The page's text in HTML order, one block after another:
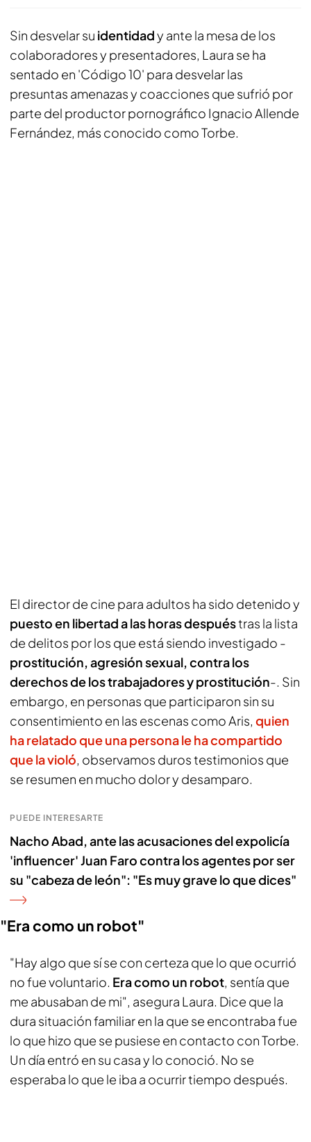
Sin desvelar su identidady ante la mesa de los
colaboradores y presentadores, Laura se ha
sentado en 'Código 10' para desvelar las
presuntas amenazas y coacciones que sufrió por
parte del productor pornográfico Ignacio Allende
Fernández, más conocido como Torbe.
El director de cine para adultos ha sido detenido y
puesto en libertad a las horas despuéstras la lista
de delitos por los que está siendo investigado -
prostitución, agresión sexual, contra los
derechos de los trabajadores y prostitución-. Sin
embargo, en personas que participaron sin su
consentimiento en las escenas como Aris, quien
ha relatado que una persona le ha compartido
que la violó, observamos duros testimonios que
se resumen en mucho dolor y desamparo.
PUEDE INTERESARTE
Nacho Abad, ante las acusaciones del expolicía
'influencer' Juan Faro contra los agentes por ser
su "cabeza de león": "Es muy grave lo que dices"
"Era como un robot"
"Hay algo que sí se con certeza que lo que ocurrió
no fue voluntario. Era como un robot, sentía que
me abusaban de mi", asegura Laura. Dice que la
dura situación familiar en la que se encontraba fue
lo que hizo que se pusiese en contacto con Torbe.
Un día entró en su casa y lo conoció. No se
esperaba lo que le iba a ocurrir tiempo después.